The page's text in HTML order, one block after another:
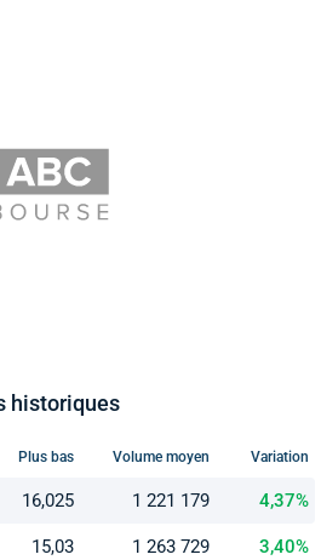
historiques
Plus bas Volume moyen Variation
16,025 1 221 179 4,37%
15,03 1 263 729 3,40%